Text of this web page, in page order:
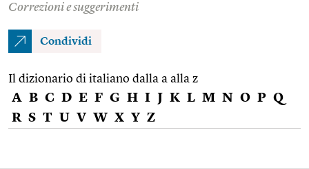
Correzioni e suggerimenti
Condividi
Il dizionario di italiano dalla a alla z
A B C D E F G H I J K L M N O P Q
R S T U V W X Y Z